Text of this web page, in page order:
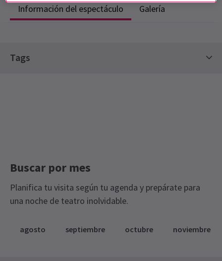
Información del espectáculo Galería
Tags
Buscar por mes
Planifica tu visita según tu agenda y prepárate para
una noche de teatro inolvidable.
agosto septiembre octubre noviembre